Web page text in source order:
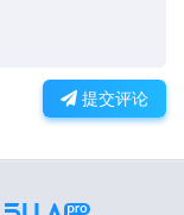
提交评论